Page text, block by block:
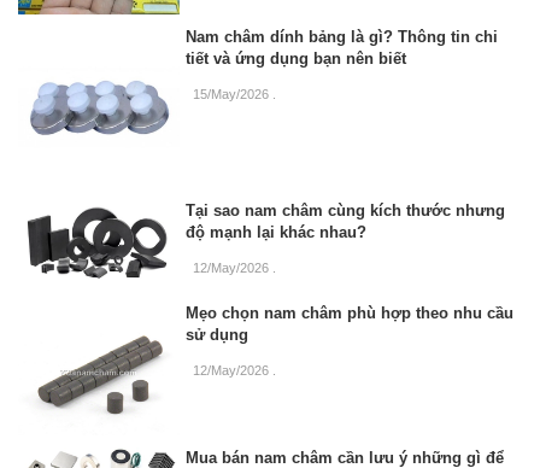
Nam châm dính bảng là gì? Thông tin chi
tiết và ứng dụng bạn nên biết
15/May/2026
Tại sao nam châm cùng kích thước nhưng
độ mạnh lại khác nhau?
12/May/2026
Mẹo chọn nam châm phù hợp theo nhu cầu
sử dụng
12/May/2026
Mua bán nam châm cần lưu ý những gì để